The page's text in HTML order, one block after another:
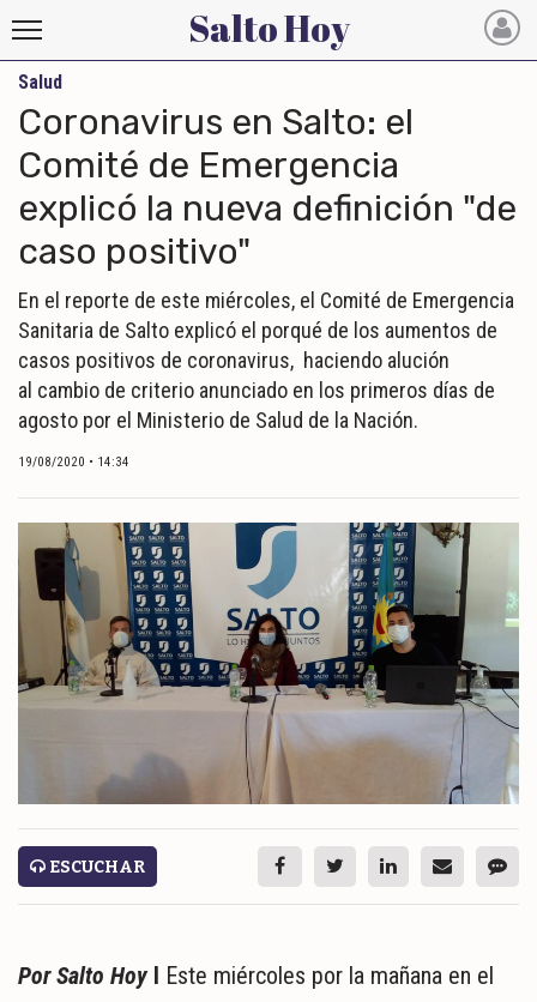
Salto
Hoy
INICIO
NOTICIAS RECIENTES
ECONOMÍA
POLÍTICA
DEPORTES
ESPECTÁCULOS
NACIONALES
REGIONALES
SOCIEDAD
SERVICIOS
Salto Hoy
Salud
Coronavirus en Salto: el
Comité de Emergencia
explicó la nueva definición "de
caso positivo"
En el reporte de este miércoles, el Comité de Emergencia
Sanitaria de Salto explicó el porqué de los aumentos de
casos positivos de coronavirus, haciendo alución
al cambio de criterio anunciado en los primeros días de
agosto por el Ministerio de Salud de la Nación.
19/08/2020 • 14:34
ESCUCHAR
Por Salto Hoy l Este miércoles por la mañana en el